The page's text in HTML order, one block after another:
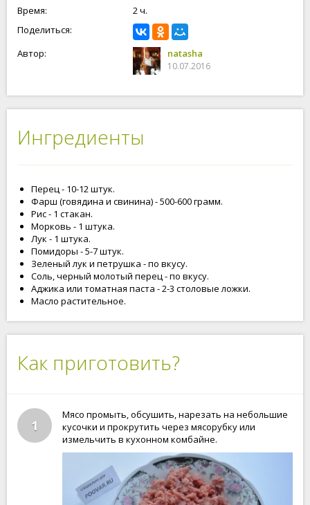
Время:
2 ч.
Поделиться:
Автор:
natasha
10.07.2016
Ингредиенты
Перец - 10-12 штук.
Фарш (говядина и свинина) - 500-600 грамм.
Рис - 1 стакан.
Морковь - 1 штука.
Лук - 1 штука.
Помидоры - 5-7 штук.
Зеленый лук и петрушка - по вкусу.
Соль, черный молотый перец - по вкусу.
Аджика или томатная паста - 2-3 столовые ложки.
Масло растительное.
Как приготовить?
1
Мясо промыть, обсушить, нарезать на небольшие
кусочки и прокрутить через мясорубку или
измельчить в кухонном комбайне.